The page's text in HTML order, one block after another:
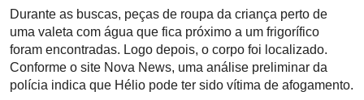
Durante as buscas, peças de roupa da criança perto de
uma valeta com água que fica próximo a um frigorífico
foram encontradas. Logo depois, o corpo foi localizado.
Conforme o site Nova News, uma análise preliminar da
polícia indica que Hélio pode ter sido vítima de afogamento.